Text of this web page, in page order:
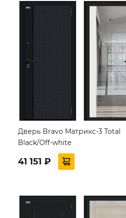
Дверь Bravo Матрикс-3 Total
Black/Off-white
41 151 ₽